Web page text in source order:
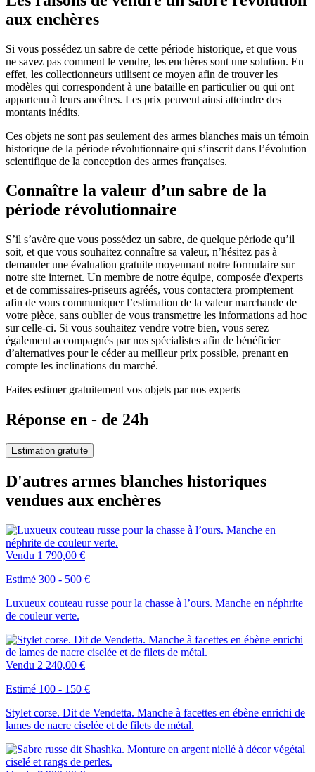
aux enchères
Si vous possédez un sabre de cette période historique, et que vous
ne savez pas comment le vendre, les enchères sont une solution. En
effet, les collectionneurs utilisent ce moyen afin de trouver les
modèles qui correspondent à une bataille en particulier ou qui ont
appartenu à leurs ancêtres. Les prix peuvent ainsi atteindre des
montants inédits.
Ces objets ne sont pas seulement des armes blanches mais un témoin
historique de la période révolutionnaire qui s’inscrit dans l’évolution
scientifique de la conception des armes françaises.
Connaître la valeur d’un sabre de la
période révolutionnaire
S’il s’avère que vous possédez un sabre, de quelque période qu’il
soit, et que vous souhaitez connaître sa valeur, n’hésitez pas à
demander une évaluation gratuite moyennant notre formulaire sur
notre site internet. Un membre de notre équipe, composée d'experts
et de commissaires-priseurs agréés, vous contactera promptement
afin de vous communiquer l’estimation de la valeur marchande de
votre pièce, sans oublier de vous transmettre les informations ad hoc
sur celle-ci. Si vous souhaitez vendre votre bien, vous serez
également accompagnés par nos spécialistes afin de bénéficier
d’alternatives pour le céder au meilleur prix possible, prenant en
compte les inclinations du marché.
Faites estimer gratuitement vos objets par nos experts
Réponse en - de 24h
Estimation gratuite
D'autres armes blanches historiques
vendues aux enchères
Vendu 1 790,00 €
Estimé 300 - 500 €
Luxueux couteau russe pour la chasse à l’ours. Manche en néphrite
de couleur verte.
Vendu 2 240,00 €
Estimé 100 - 150 €
Stylet corse. Dit de Vendetta. Manche à facettes en ébène enrichi de
lames de nacre ciselée et de filets de métal.